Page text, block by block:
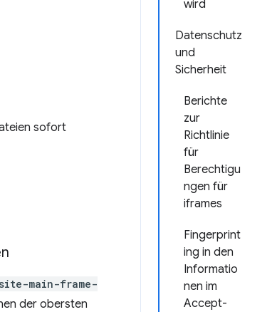
wird
Datenschutz
und
Sicherheit
Berichte
zur
Richtlinie
für
Berechtigu
ngen für
iframes
Fingerprint
ing in den
Informatio
nen im
Accept-
sofort
main-frame-
der obersten